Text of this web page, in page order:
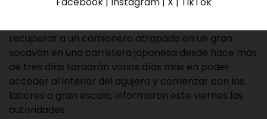
recuperar a un camionero atrapado en un gran
socavón en una carretera japonesa desde hace más
de tres días tardarán varios días más en poder
acceder al interior del agujero y comenzar con las
labores a gran escala, informaron este viernes las
autoridades.